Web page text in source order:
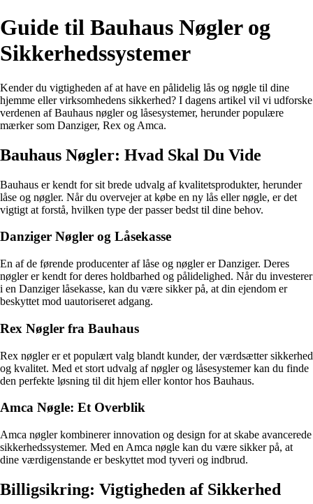
Guide til Bauhaus Nøgler og
Sikkerhedssystemer
Kender du vigtigheden af at have en pålidelig lås og nøgle til dine
hjemme eller virksomhedens sikkerhed? I dagens artikel vil vi udforske
verdenen af Bauhaus nøgler og låsesystemer, herunder populære
mærker som Danziger, Rex og Amca.
Bauhaus Nøgler: Hvad Skal Du Vide
Bauhaus er kendt for sit brede udvalg af kvalitetsprodukter, herunder
låse og nøgler. Når du overvejer at købe en ny lås eller nøgle, er det
vigtigt at forstå, hvilken type der passer bedst til dine behov.
Danziger Nøgler og Låsekasse
En af de førende producenter af låse og nøgler er Danziger. Deres
nøgler er kendt for deres holdbarhed og pålidelighed. Når du investerer
i en Danziger låsekasse, kan du være sikker på, at din ejendom er
beskyttet mod uautoriseret adgang.
Rex Nøgler fra Bauhaus
Rex nøgler er et populært valg blandt kunder, der værdsætter sikkerhed
og kvalitet. Med et stort udvalg af nøgler og låsesystemer kan du finde
den perfekte løsning til dit hjem eller kontor hos Bauhaus.
Amca Nøgle: Et Overblik
Amca nøgler kombinerer innovation og design for at skabe avancerede
sikkerhedssystemer. Med en Amca nøgle kan du være sikker på, at
dine værdigenstande er beskyttet mod tyveri og indbrud.
Billigsikring: Vigtigheden af Sikkerhed